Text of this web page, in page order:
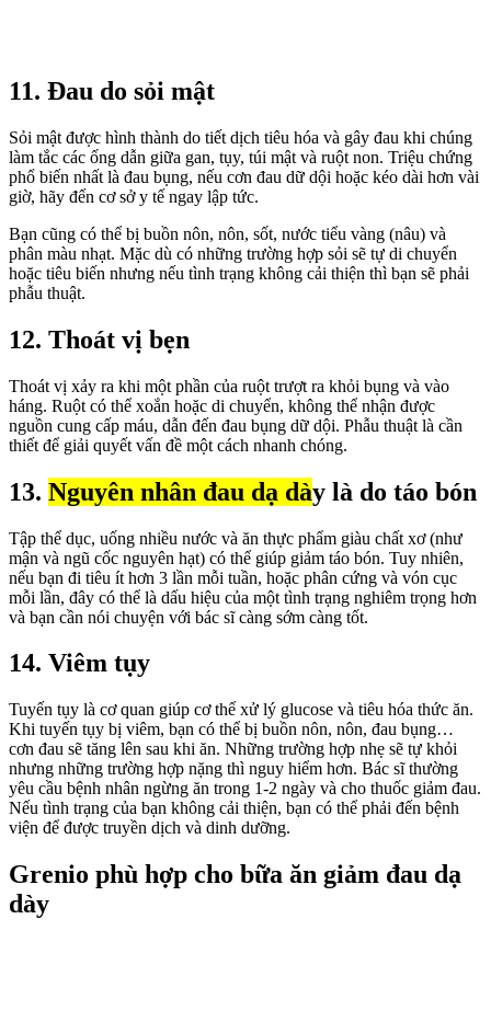
11. Đau do sỏi mật
Sỏi mật được hình thành do tiết dịch tiêu hóa và gây đau khi chúng
làm tắc các ống dẫn giữa gan, tụy, túi mật và ruột non. Triệu chứng
phổ biến nhất là đau bụng, nếu cơn đau dữ dội hoặc kéo dài hơn vài
giờ, hãy đến cơ sở y tế ngay lập tức.
Bạn cũng có thể bị buồn nôn, nôn, sốt, nước tiểu vàng (nâu) và
phân màu nhạt. Mặc dù có những trường hợp sỏi sẽ tự di chuyển
hoặc tiêu biến nhưng nếu tình trạng không cải thiện thì bạn sẽ phải
phẫu thuật.
12. Thoát vị bẹn
Thoát vị xảy ra khi một phần của ruột trượt ra khỏi bụng và vào
háng. Ruột có thể xoắn hoặc di chuyển, không thể nhận được
nguồn cung cấp máu, dẫn đến đau bụng dữ dội. Phẫu thuật là cần
thiết để giải quyết vấn đề một cách nhanh chóng.
13. Nguyên nhân đau dạ dày là do táo bón
Tập thể dục, uống nhiều nước và ăn thực phẩm giàu chất xơ (như
mận và ngũ cốc nguyên hạt) có thể giúp giảm táo bón. Tuy nhiên,
nếu bạn đi tiêu ít hơn 3 lần mỗi tuần, hoặc phân cứng và vón cục
mỗi lần, đây có thể là dấu hiệu của một tình trạng nghiêm trọng hơn
và bạn cần nói chuyện với bác sĩ càng sớm càng tốt.
14. Viêm tụy
Tuyến tụy là cơ quan giúp cơ thể xử lý glucose và tiêu hóa thức ăn.
Khi tuyến tụy bị viêm, bạn có thể bị buồn nôn, nôn, đau bụng…
cơn đau sẽ tăng lên sau khi ăn. Những trường hợp nhẹ sẽ tự khỏi
nhưng những trường hợp nặng thì nguy hiểm hơn. Bác sĩ thường
yêu cầu bệnh nhân ngừng ăn trong 1-2 ngày và cho thuốc giảm đau.
Nếu tình trạng của bạn không cải thiện, bạn có thể phải đến bệnh
viện để được truyền dịch và dinh dưỡng.
Grenio phù hợp cho bữa ăn giảm đau dạ
dày